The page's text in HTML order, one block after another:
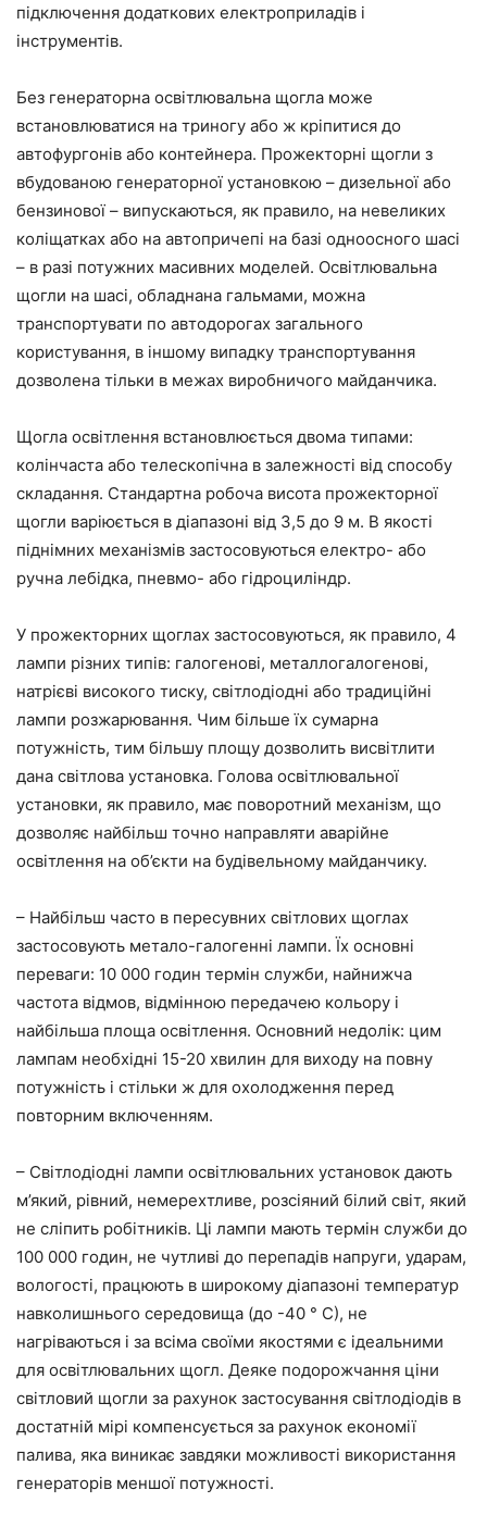
підключення додаткових електроприладів і
інструментів.
Без генераторна освітлювальна щогла може
встановлюватися на триногу або ж кріпитися до
автофургонів або контейнера. Прожекторні щогли з
вбудованою генераторної установкою – дизельної або
бензинової – випускаються, як правило, на невеликих
коліщатках або на автопричепі на базі одноосного шасі
– в разі потужних масивних моделей. Освітлювальна
щогли на шасі, обладнана гальмами, можна
транспортувати по автодорогах загального
користування, в іншому випадку транспортування
дозволена тільки в межах виробничого майданчика.
Щогла освітлення встановлюється двома типами:
колінчаста або телескопічна в залежності від способу
складання. Стандартна робоча висота прожекторної
щогли варіюється в діапазоні від 3,5 до 9 м. В якості
піднімних механізмів застосовуються електро- або
ручна лебідка, пневмо- або гідроциліндр.
У прожекторних щоглах застосовуються, як правило, 4
лампи різних типів: галогенові, металлогалогенові,
натрієві високого тиску, світлодіодні або традиційні
лампи розжарювання. Чим більше їх сумарна
потужність, тим більшу площу дозволить висвітлити
дана світлова установка. Голова освітлювальної
установки, як правило, має поворотний механізм, що
дозволяє найбільш точно направляти аварійне
освітлення на об’єкти на будівельному майданчику.
– Найбільш часто в пересувних світлових щоглах
застосовують метало-галогенні лампи. Їх основні
переваги: 10 000 годин термін служби, найнижча
частота відмов, відмінною передачею кольору і
найбільша площа освітлення. Основний недолік: цим
лампам необхідні 15-20 хвилин для виходу на повну
потужність і стільки ж для охолодження перед
повторним включенням.
– Світлодіодні лампи освітлювальних установок дають
м’який, рівний, немерехтливе, розсіяний білий світ, який
не сліпить робітників. Ці лампи мають термін служби до
100 000 годин, не чутливі до перепадів напруги, ударам,
вологості, працюють в широкому діапазоні температур
навколишнього середовища (до -40 ° С), не
нагріваються і за всіма своїми якостями є ідеальними
для освітлювальних щогл. Деяке подорожчання ціни
світловий щогли за рахунок застосування світлодіодів в
достатній мірі компенсується за рахунок економії
палива, яка виникає завдяки можливості використання
генераторів меншої потужності.